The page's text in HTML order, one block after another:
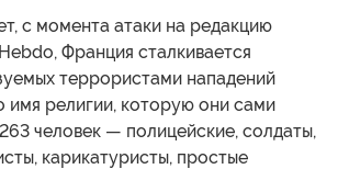
с момента атаки на редакцию
Франция сталкивается
террористами нападений
имя религии, которую они сами
человек — полицейские, солдаты,
карикатуристы, простые